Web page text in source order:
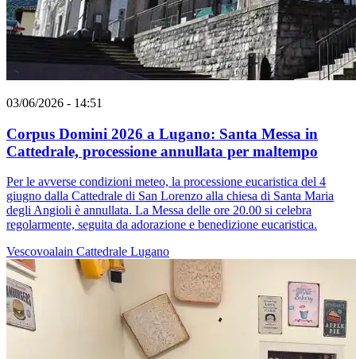
03/06/2026 - 14:51
Corpus Domini 2026 a Lugano: Santa Messa in
Cattedrale, processione annullata per maltempo
Per le avverse condizioni meteo, la processione eucaristica del 4
giugno dalla Cattedrale di San Lorenzo alla chiesa di Santa Maria
degli Angioli è annullata. La Messa delle ore 20.00 si celebra
regolarmente, seguita da adorazione e benedizione eucaristica.
Vescovoalain Cattedrale Lugano